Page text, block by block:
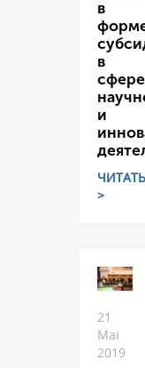
в
в
сфере
и
ЧИТАТЬ
>
21
Mai
2019